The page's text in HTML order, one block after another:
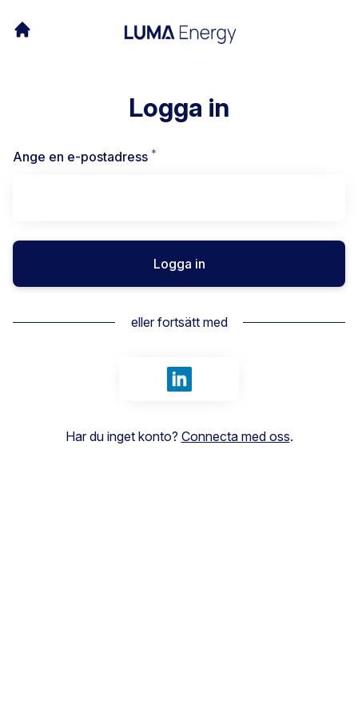
Logga in
Ange en e-postadress *
Logga in
eller fortsätt med
Logga in med LinkedIn
Har du inget konto? Connecta med oss.